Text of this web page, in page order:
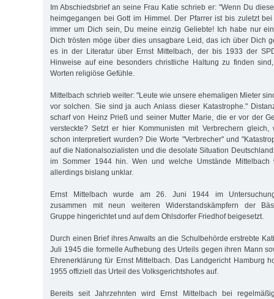
Im Abschiedsbrief an seine Frau Katie schrieb er: "Wenn Du
heimgegangen bei Gott im Himmel. Der Pfarrer ist bis zuletzt
immer um Dich sein, Du meine einzig Geliebte! Ich habe nur
Dich trösten möge über dies unsagbare Leid, das ich über Dich
es in der Literatur über Ernst Mittelbach, der bis 1933 der
Hinweise auf eine besonders christliche Haltung zu finden
Worten religiöse Gefühle.
Mittelbach schrieb weiter: "Leute wie unsere ehemaligen Mieter
vor solchen. Sie sind ja auch Anlass dieser Katastrophe."
scharf von Heinz Prieß und seiner Mutter Marie, die er vor der
versteckte? Setzt er hier Kommunisten mit Verbrechern
schon interpretiert wurden? Die Worte "Verbrecher" und
auf die Nationalsozialisten und die desolate Situation
im Sommer 1944 hin. Wen und welche Umstände Mittelbach
allerdings bislang unklar.
Ernst Mittelbach wurde am 26. Juni 1944 im
zusammen mit neun weiteren Widerstandskämpfern der
Gruppe hingerichtet und auf dem Ohlsdorfer Friedhof beigesetzt.
Durch einen Brief ihres Anwalts an die Schulbehörde erstrebte
Juli 1945 die formelle Aufhebung des Urteils gegen ihren Mann
Ehrenerklärung für Ernst Mittelbach. Das Landgericht Hamburg
1955 offiziell das Urteil des Volksgerichtshofes auf.
Bereits seit Jahrzehnten wird Ernst Mittelbach bei